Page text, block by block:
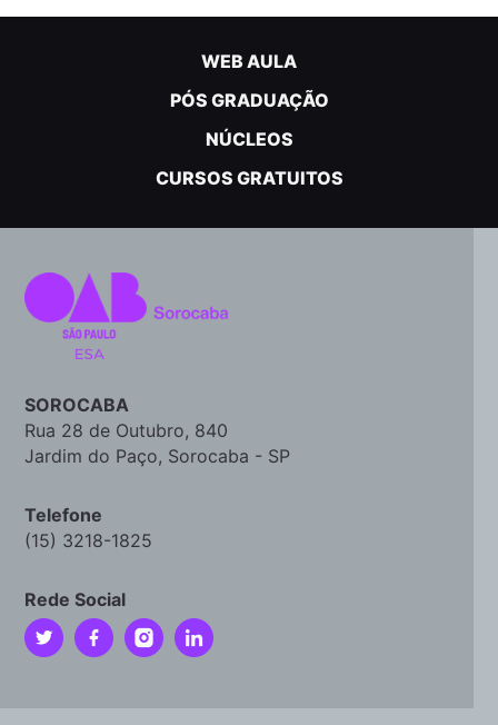
WEB AULA
PÓS GRADUAÇÃO
NÚCLEOS
CURSOS GRATUITOS
SOROCABA
Rua 28 de Outubro, 840
Jardim do Paço, Sorocaba - SP
Telefone
(15) 3218-1825
Rede Social